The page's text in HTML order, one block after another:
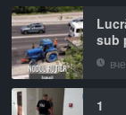
sub
1